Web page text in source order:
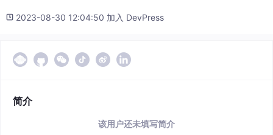
2023-08-30 12:04:50 加入 DevPress
简介
该用户还未填写简介